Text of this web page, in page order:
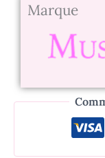
Marque